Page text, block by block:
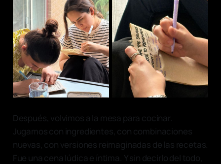
Después, volvimos a la mesa para cocinar.
Jugamos con ingredientes, con combinaciones
nuevas, con versiones reimaginadas de las recetas.
Fue una cena lúdica e íntima. Y sin decirlo del todo,